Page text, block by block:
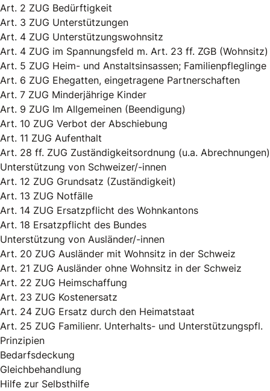
Art. 2 ZUG Bedürftigkeit
Art. 3 ZUG Unterstützungen
Art. 4 ZUG Unterstützungswohnsitz
Art. 4 ZUG im Spannungsfeld m. Art. 23 ff. ZGB (Wohnsitz)
Art. 5 ZUG Heim- und Anstaltsinsassen; Familienpfleglinge
Art. 6 ZUG Ehegatten, eingetragene Partnerschaften
Art. 7 ZUG Minderjährige Kinder
Art. 9 ZUG Im Allgemeinen (Beendigung)
Art. 10 ZUG Verbot der Abschiebung
Art. 11 ZUG Aufenthalt
Art. 28 ff. ZUG Zuständigkeitsordnung (u.a. Abrechnungen)
Unterstützung von Schweizer/-innen
Art. 12 ZUG Grundsatz (Zuständigkeit)
Art. 13 ZUG Notfälle
Art. 14 ZUG Ersatzpflicht des Wohnkantons
Art. 18 Ersatzpflicht des Bundes
Unterstützung von Ausländer/-innen
Art. 20 ZUG Ausländer mit Wohnsitz in der Schweiz
Art. 21 ZUG Ausländer ohne Wohnsitz in der Schweiz
Art. 22 ZUG Heimschaffung
Art. 23 ZUG Kostenersatz
Art. 24 ZUG Ersatz durch den Heimatstaat
Art. 25 ZUG Familienr. Unterhalts- und Unterstützungspfl.
Prinzipien
Bedarfsdeckung
Gleichbehandlung
Hilfe zur Selbsthilfe